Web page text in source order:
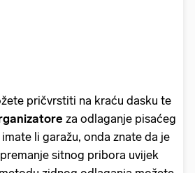
pričvrstiti na kraću dasku te
za odlaganje pisaćeg
li garažu, onda znate da je
sitnog pribora uvijek